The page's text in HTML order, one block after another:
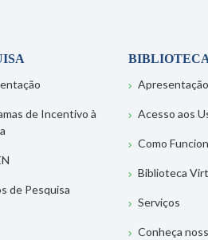
de Incentivo à
de Pesquisa
Apresentação
Acesso aos
Como
Biblioteca
Serviços
Conheça